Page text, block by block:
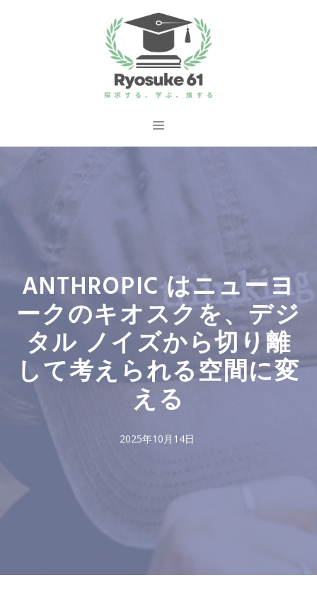
ス
メ
ANTHROPIC はニューヨ
ークのキオスクを、デジ
タル ノイズから切り離
して考えられる空間に変
える
2025年10月14日